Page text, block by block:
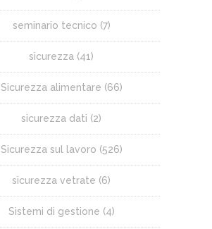
seminario tecnico (7)
sicurezza (41)
Sicurezza alimentare (66)
sicurezza dati (2)
Sicurezza sul lavoro (526)
sicurezza vetrate (6)
Sistemi di gestione (4)